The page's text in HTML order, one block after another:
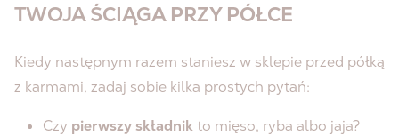
TWOJA ŚCIĄGA PRZY PÓŁCE
Kiedy następnym razem staniesz w sklepie przed półką
z karmami, zadaj sobie kilka prostych pytań:
Czy pierwszy składnikto mięso, ryba albo jaja?